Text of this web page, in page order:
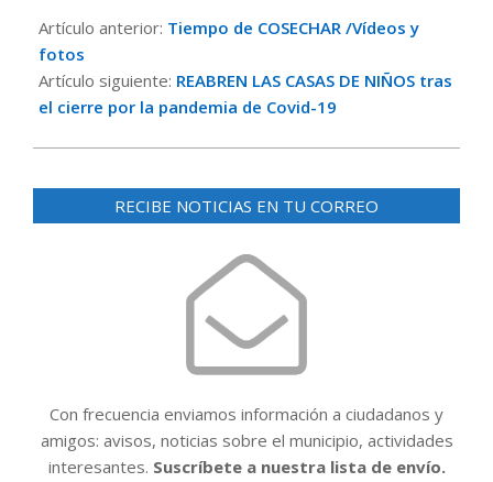
06-
25
Artículo anterior: Tiempo de COSECHAR /Vídeos y
fotos
Artículo siguiente: REABREN LAS CASAS DE NIÑOS tras
el cierre por la pandemia de Covid-19
RECIBE NOTICIAS EN TU CORREO
Con frecuencia enviamos información a ciudadanos y
amigos: avisos, noticias sobre el municipio, actividades
interesantes. Suscríbete a nuestra lista de envío.